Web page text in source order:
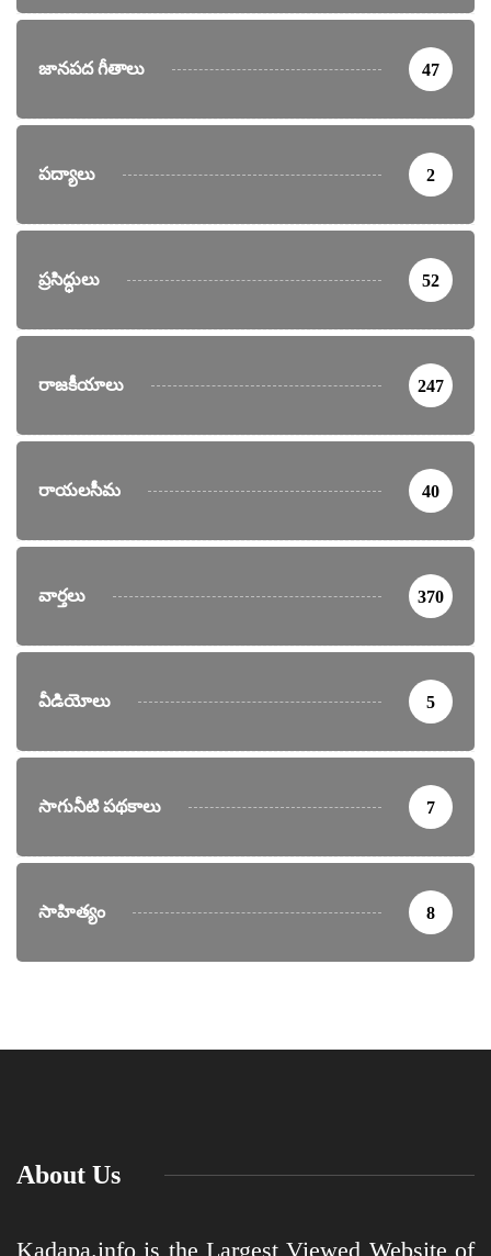
జానపద గీతాలు 47
పద్యాలు 2
ప్రసిద్ధులు 52
రాజకీయాలు 247
రాయలసీమ 40
వార్తలు 370
వీడియోలు 5
సాగునీటి పథకాలు 7
సాహిత్యం 8
About Us
Kadapa.info is the Largest Viewed Website of